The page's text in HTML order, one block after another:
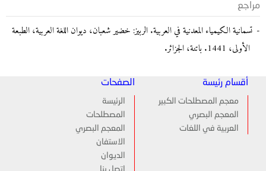
مراجع
تسمانية الكيمياء المعدنية في العربية. الربيز: خضير شعبان، ديوان اللغة العربية، الطبعة
الأولى، 1441. باتنة، الجزائر.
أقسام رئيسة
معجم المصطلحات الكبير
المعجم البصري
العربية في اللغات
الصفحات
الرئيسة
المصطلحات
المعجم البصري
الاستفان
الديوان
اتصل بنا